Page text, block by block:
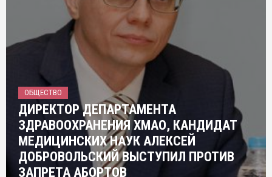
ОБЩЕСТВО
ДИРЕКТОР ДЕПАРТАМЕНТА
ЗДРАВООХРАНЕНИЯ ХМАО, КАНДИДАТ
МЕДИЦИНСКИХ НАУК АЛЕКСЕЙ
ДОБРОВОЛЬСКИЙ ВЫСТУПИЛ ПРОТИВ
ЗАПРЕТА АБОРТОВ